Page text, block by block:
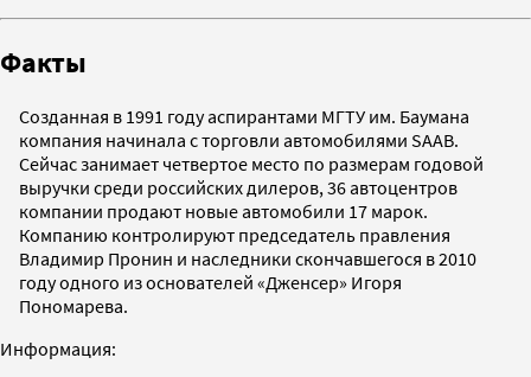
Факты
Созданная в 1991 году аспирантами МГТУ им. Баумана
компания начинала с торговли автомобилями SAAB.
Сейчас занимает четвертое место по размерам годовой
выручки среди российских дилеров, 36 автоцентров
компании продают новые автомобили 17 марок.
Компанию контролируют председатель правления
Владимир Пронин и наследники скончавшегося в 2010
году одного из основателей «Дженсер» Игоря
Пономарева.
Информация: